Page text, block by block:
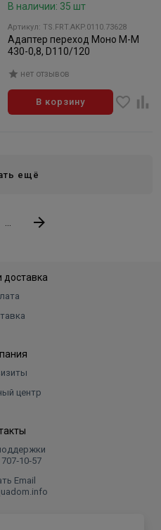
В наличии: 35 шт
Артикул: TS.FRT.AKP.0110.73628
Адаптер переход Моно М-М
430-0,8, D110/120
нет отзывов
В корзину
ещё
доставка
центр
Email